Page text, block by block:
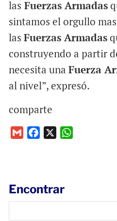
las Fuerzas Armadas
sintamos el orgullo
las Fuerzas Armadas
construyendo a partir
necesita una Fuerza
al nivel”, expresó.
comparte
o
Encontrar